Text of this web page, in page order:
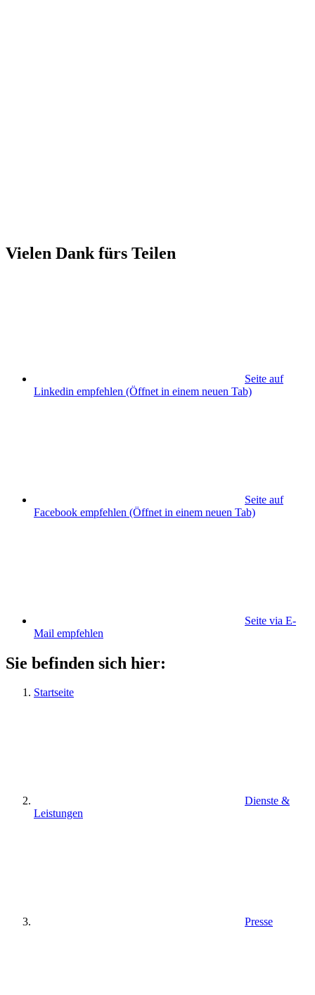
Vielen Dank fürs Teilen
Seite auf
Linkedin empfehlen (Öffnet in einem neuen Tab)
Seite auf
Facebook empfehlen (Öffnet in einem neuen Tab)
Seite via E-
Mail empfehlen
Sie befinden sich hier:
Startseite
Dienste &
Leistungen
Presse